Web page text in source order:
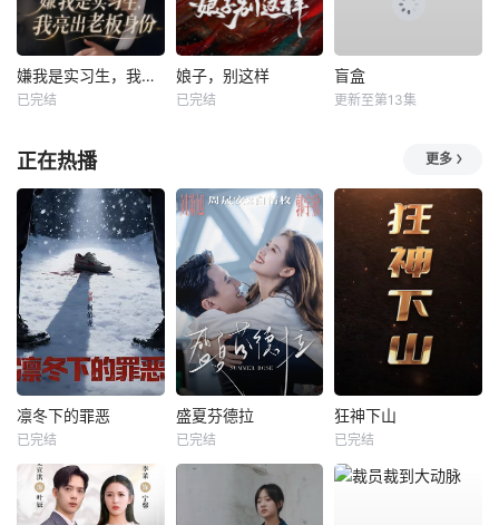
嫌我是实习生，我亮出老板身份
已完结
娘子，别这样
已完结
盲盒
更新至第13集
正在热播 更多
凛冬下的罪恶
已完结
盛夏芬德拉
已完结
狂神下山
已完结